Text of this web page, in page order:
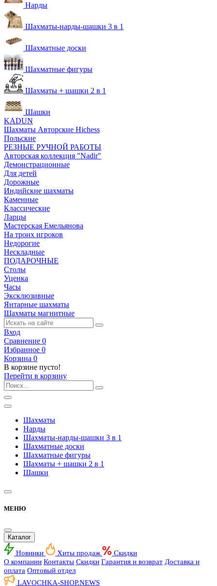
Нарды
Шахматы-нарды-шашки 3 в 1
Шахматные доски
Шахматные фигуры
Шахматы + шашки 2 в 1
Шашки
KADUN
Шахматы Авторские Hichess
Польские
РЕЗНЫЕ РУЧНОЙ РАБОТЫ
Авторская коллекция "Nadir"
Демонстрационные
Для детей
Дорожные
Индийские шахматы
Каменные
Классические
Ларцы
Мастерская Емельянова
На троих игроков
Недорогие
Нескладные
ПОДАРОЧНЫЕ
Столы
Уценка
Часы
Эксклюзивные
Янтарные шахматы
Шахматы магнитные
Вход
Сравнение 0
Избранное 0
Корзина 0
В корзине пусто!
Перейти в корзину
Шахматы
Нарды
Шахматы-нарды-шашки 3 в 1
Шахматные доски
Шахматные фигуры
Шахматы + шашки 2 в 1
Шашки
МЕНЮ
Каталог
Новинки Хиты продаж
Скидки
О компании Контакты Скидки Гарантия и возврат Доставка и
оплата Оптовый отдел
LAVOCHKA-SHOP.NEWS